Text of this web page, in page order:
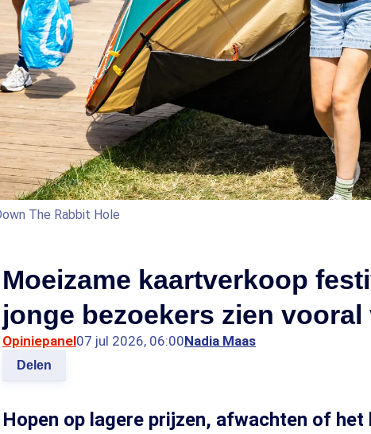
The Rabbit Hole
Moeizame kaartverkoop
jonge bezoekers zien
Opiniepanel07 jul 2026, 06:00Nadia Maas
Delen
Hopen op lagere prijzen, afwachten of